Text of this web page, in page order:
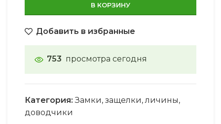
В КОРЗИНУ
Добавить в избранные
753 просмотра сегодня
Категория: Замки, защелки, личины,
доводчики